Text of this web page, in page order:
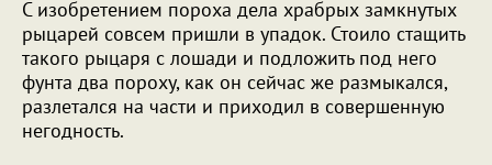
С изобретением пороха дела храбрых замкнутых
рыцарей совсем пришли в упадок. Стоило стащить
такого рыцаря с лошади и подложить под него
фунта два пороху, как он сейчас же размыкался,
разлетался на части и приходил в совершенную
негодность.